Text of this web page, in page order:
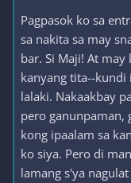
Pagpasok ko sa
sa nakita sa may
bar. Si Maji! At
kanyang tita--kundi
lalaki. Nakaakbay
pero ganunpaman,
kong ipaalam sa
ko siya. Pero di man
lamang s'ya